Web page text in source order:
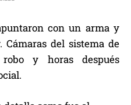
con un arma y
del sistema de
y horas después